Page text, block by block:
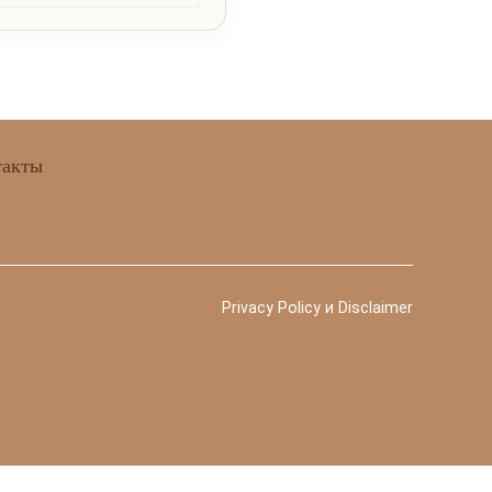
Privacy Policy и Disclaimer